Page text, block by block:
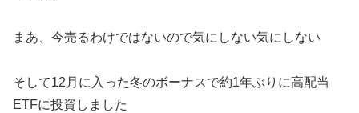
まあ、今売るわけではないので気にしない気にしない
そして12月に入った冬のボーナスで約1年ぶりに高配当
ETFに投資しました